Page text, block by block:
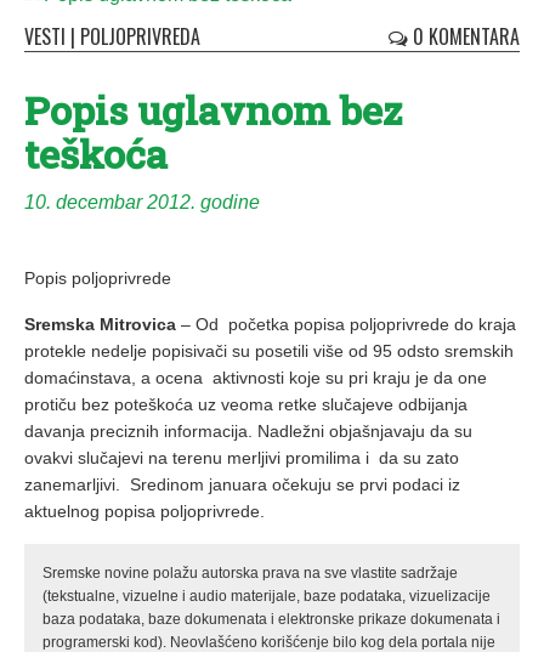
VESTI | POLJOPRIVREDA 0 KOMENTARA
Popis uglavnom bez
teškoća
10. decembar 2012. godine
Popis poljoprivrede
Sremska Mitrovica – Od početka popisa poljoprivrede do kraja
protekle nedelje popisivači su posetili više od 95 odsto sremskih
domaćinstava, a ocena aktivnosti koje su pri kraju je da one
protiču bez poteškoća uz veoma retke slučajeve odbijanja
davanja preciznih informacija. Nadležni objašnjavaju da su
ovakvi slučajevi na terenu merljivi promilima i da su zato
zanemarljivi. Sredinom januara očekuju se prvi podaci iz
aktuelnog popisa poljoprivrede.
Sremske novine polažu autorska prava na sve vlastite sadržaje
(tekstualne, vizuelne i audio materijale, baze podataka, vizuelizacije
baza podataka, baze dokumenata i elektronske prikaze dokumenata i
programerski kod). Neovlašćeno korišćenje bilo kog dela portala nije